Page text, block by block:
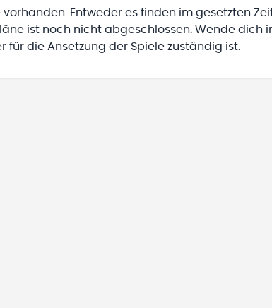
vorhanden. Entweder es finden im gesetzten
ist noch nicht abgeschlossen. Wende dich
für die Ansetzung der Spiele zuständig ist.